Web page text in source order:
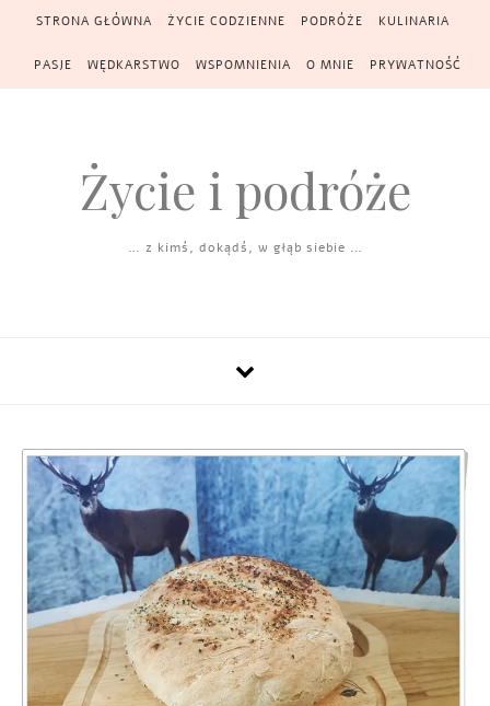
Skip to content
STRONA GŁÓWNA ŻYCIE CODZIENNE PODRÓŻE KULINARIA
PASJE WĘDKARSTWO WSPOMNIENIA O MNIE PRYWATNOŚĆ
Życie i podróże
… z kimś, dokądś, w głąb siebie …